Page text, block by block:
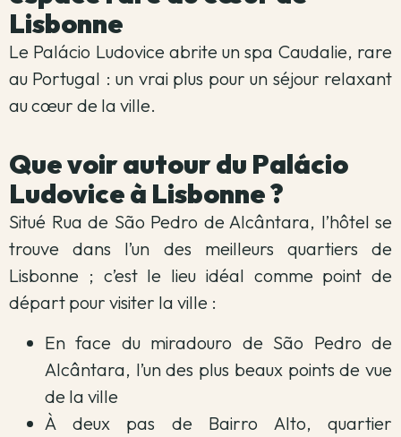
Lisbonne
Le Palácio Ludovice abrite un spa Caudalie, rare
au Portugal : un vrai plus pour un séjour relaxant
au cœur de la ville.
Que voir autour du Palácio
Ludovice à Lisbonne ?
Situé Rua de São Pedro de Alcântara, l’hôtel se
trouve dans l’un des meilleurs quartiers de
Lisbonne ; c’est le lieu idéal comme point de
départ pour visiter la ville :
En face du miradouro de São Pedro de
Alcântara, l’un des plus beaux points de vue
de la ville
À deux pas de Bairro Alto, quartier